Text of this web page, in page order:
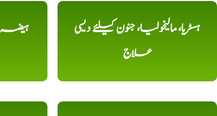
ہیضہ،
ہسٹریا، مالیخولیا، جنون کیلئے دیسی
علاج